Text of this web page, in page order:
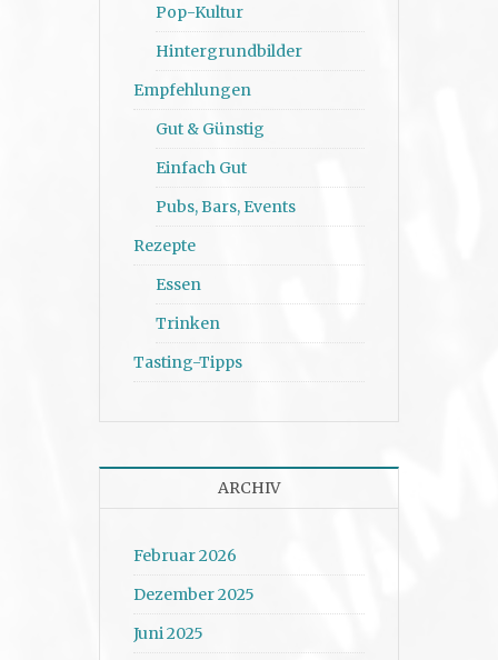
Pop-Kultur
Hintergrundbilder
Empfehlungen
Gut & Günstig
Einfach Gut
Pubs, Bars, Events
Rezepte
Essen
Trinken
Tasting-Tipps
ARCHIV
Februar 2026
Dezember 2025
Juni 2025